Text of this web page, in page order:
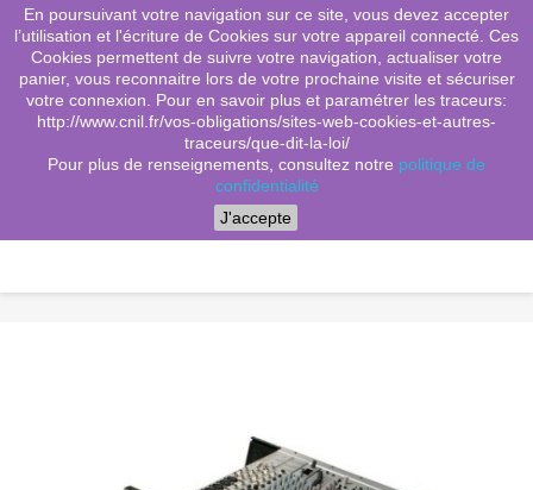
shopping_cart (0)

search
Menu
En poursuivant votre navigation sur ce site, vous devez accepter
l’utilisation et l'écriture de Cookies sur votre appareil connecté. Ces
Cookies permettent de suivre votre navigation, actualiser votre
panier, vous reconnaitre lors de votre prochaine visite et sécuriser
votre connexion. Pour en savoir plus et paramétrer les traceurs:
http://www.cnil.fr/vos-obligations/sites-web-cookies-et-autres-
traceurs/que-dit-la-loi/
Pour plus de renseignements, consultez notre politique de
confidentialité
J'accepte